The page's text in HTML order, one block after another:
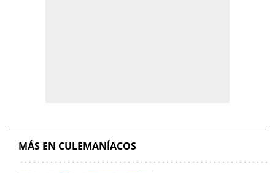
MÁS EN CULEMANÍACOS